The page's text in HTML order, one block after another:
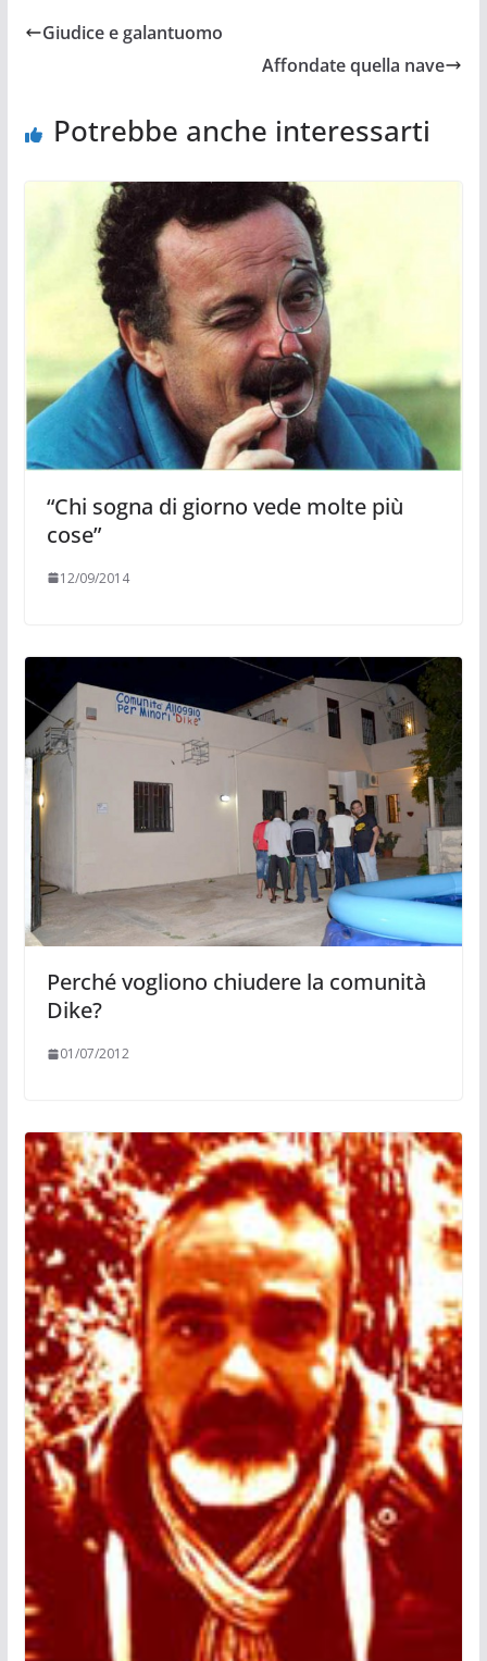
Giudice e galantuomo
Affondate quella nave
Potrebbe anche interessarti
“Chi sogna di giorno vede molte più
cose”
12/09/2014
Perché vogliono chiudere la comunità
Dike?
01/07/2012